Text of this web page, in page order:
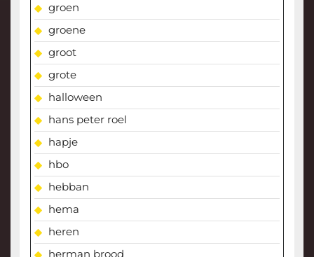
groen
groene
groot
grote
halloween
hans peter roel
hapje
hbo
hebban
hema
heren
herman brood